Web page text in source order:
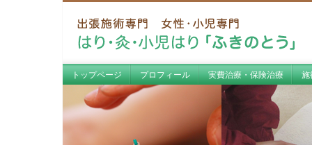
トップページ プロフィール 実費治療・保険治療 施